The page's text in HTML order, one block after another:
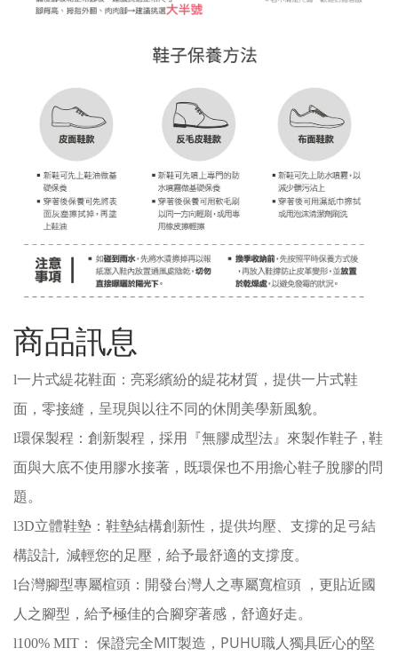
商品訊息
l一片式緹花鞋面：亮彩繽紛的緹花材質，提供一片式鞋
面，零接縫，呈現與以往不同的休閒美學新風貌。
l環保製程： 創新製程，採用『無膠成型法』來製作鞋子 , 鞋
面與大底不使用膠水接著，既環保也不用擔心鞋子脫膠的問
題。
l3D立體鞋墊：鞋墊結構創新性，提供均壓、支撐的足弓結
構設計, 減輕您的足壓，給予最舒適的支撐度。
l台灣腳型專屬楦頭：開發台灣人之專屬寬楦頭 ，更貼近國
人之腳型，給予極佳的合腳穿著感，舒適好走。
l100% MIT ： 保證完全MIT製造， PUHU職人獨具匠心的堅